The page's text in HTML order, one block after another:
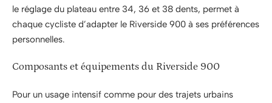
le réglage du plateau entre 34, 36 et 38 dents, permet à
chaque cycliste d’adapter le Riverside 900 à ses préférences
personnelles.
Composants et équipements du Riverside 900
Pour un usage intensif comme pour des trajets urbains